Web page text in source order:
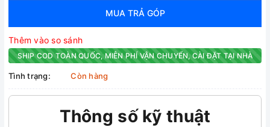
MUA TRẢ GÓP
Thêm vào so sánh
SHIP COD TOÀN QUỐC, MIỄN PHÍ VẬN CHUYỂN, CÀI ĐẶT TẠI NHÀ
Tình trạng: Còn hàng
Thông số kỹ thuật